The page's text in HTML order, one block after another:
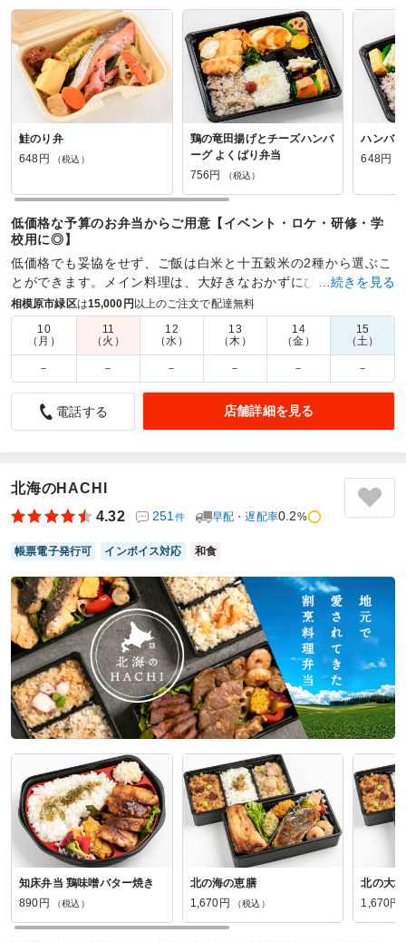
鮭のり弁
648円
（税込）
鶏の竜田揚げとチーズハンバ
ーグ よくばり弁当
756円
（税込）
ハンバ
648円
低価格な予算のお弁当からご用意【イベント・ロケ・研修・学
校用に◎】
低価格でも妥協をせず、ご飯は白米と十五穀米の2種から選ぶこ
とができます。メイン料理は、大好きなおかずにひと手間加
え、仕上げています。幅広いシーンでも対応できます。
商品数： 締切日時： 1日前12:00 価格帯：
540円～1,080円
配達時間：
9:30～16:00
配達の方のご対応が良かった！
5.0
寧にヒアリングし対応してくださって助かりました。
ありがとうございました。
参加者の年齢：－男女比：－
神奈川県相模原市緑区西橋本2026/05/22
ベアーズランチの口コミをもっと見る
…続きを見る
相模原市緑区は15,000円 以上のご注文で配達無料
10
（月）
11
（火）
12
（水）
13
（木）
14
（金）
15
（土）
－ － － － － －
電話する 店舗詳細を見る
北海のHACHI
4.32
251件 早配・遅配率0.2%
帳票電子発行可 インボイス対応 和食
知床弁当 鶏味噌バター焼き
890円
（税込）
北の海の恵膳
1,670円
（税込）
北の大
1,670円